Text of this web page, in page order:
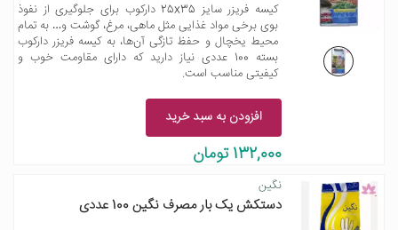
کیسه فریزر سایز 25x35 دارکوب برای جلوگیری از نفوذ
بوی برخی مواد غذایی مثل ماهی، مرغ، گوشت و… به تمام
محیط یخچال و حفظ تازگی آن‌ها، به کیسه فریزر دارکوب
بسته 100 عددی نیاز دارید که دارای مقاومت خوب و
کیفیتی مناسب است.
افزودن به سبد خرید
132,000 تومان
نگین
دستکش یک بار مصرف نگین 100 عددی